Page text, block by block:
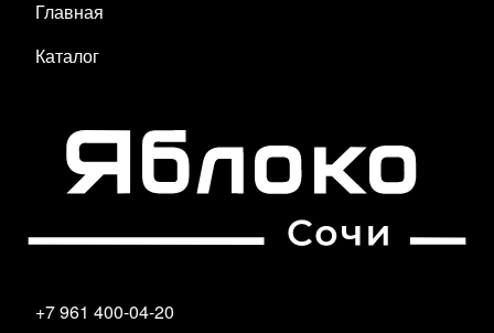
Главная
Каталог
+7 961 400-04-20